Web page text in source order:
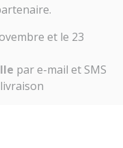
et le 23
par e-mail et SMS